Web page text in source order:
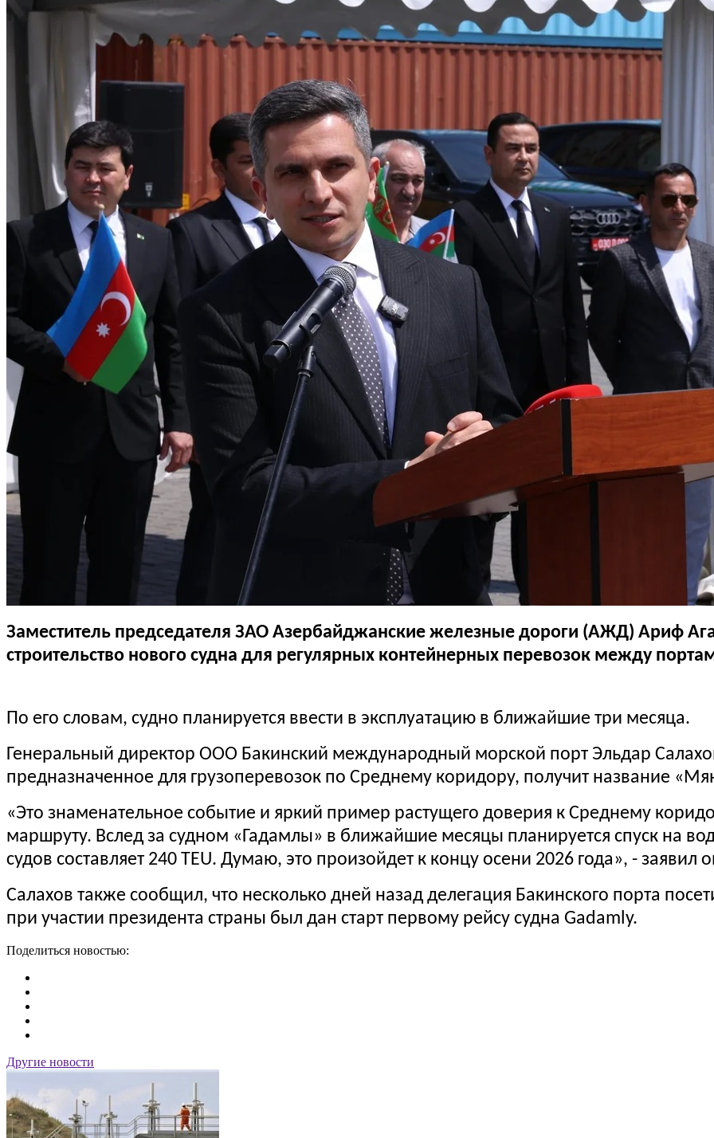
Заместитель председателя ЗАО Азербайджанские железные дороги (АЖД) Ариф
строительство нового судна для регулярных контейнерных перевозок между
По его словам, судно планируется ввести в эксплуатацию в ближайшие три месяца.
Генеральный директор ООО Бакинский международный морской порт Эльдар
предназначенное для грузоперевозок по Среднему коридору, получит название
«Это знаменательное событие и яркий пример растущего доверия к Среднему
маршруту. Вслед за судном «Гадамлы» в ближайшие месяцы планируется спуск на
судов составляет 240 TEU. Думаю, это произойдет к концу осени 2026 года», - заявил
Салахов также сообщил, что несколько дней назад делегация Бакинского порта
при участии президента страны был дан старт первому рейсу судна Gadamly.
Поделиться новостью:
Другие новости